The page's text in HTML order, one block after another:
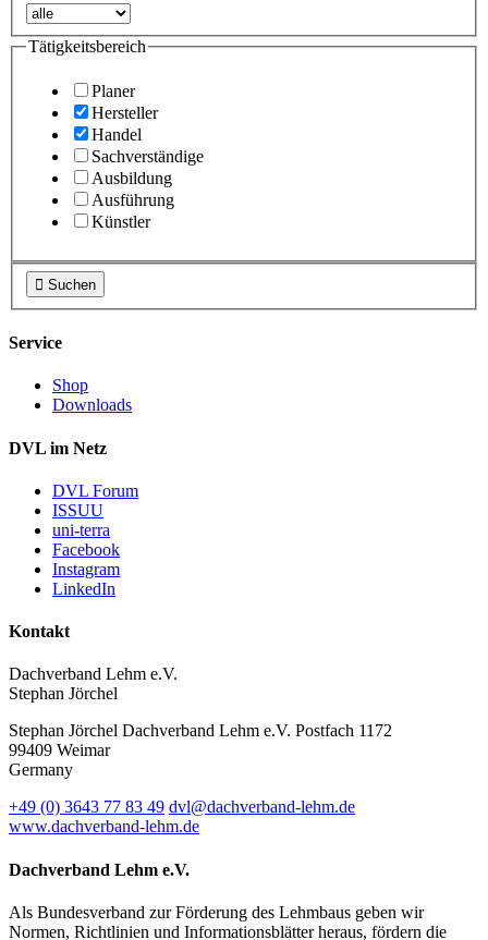
Tätigkeitsbereich
Planer
Hersteller
Handel
Sachverständige
Ausbildung
Ausführung
Künstler
 Suchen
Service
Shop
Downloads
DVL im Netz
DVL Forum
ISSUU
uni-terra
Facebook
Instagram
LinkedIn
Kontakt
Dachverband Lehm e.V.
Stephan Jörchel
Stephan Jörchel Dachverband Lehm e.V. Postfach 1172
99409 Weimar
Germany
+49 (0) 3643 77 83 49 dvl@dachverband-lehm.de
www.dachverband-lehm.de
Dachverband Lehm e.V.
Als Bundesverband zur Förderung des Lehmbaus geben wir
Normen, Richtlinien und Informationsblätter heraus, fördern die